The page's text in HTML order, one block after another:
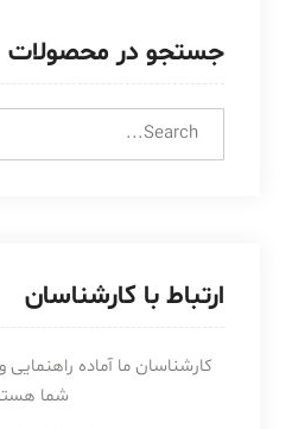
جستجو در محصولات
Search
ارتباط با کارشناسان
کارشناسان ما آماده
شما